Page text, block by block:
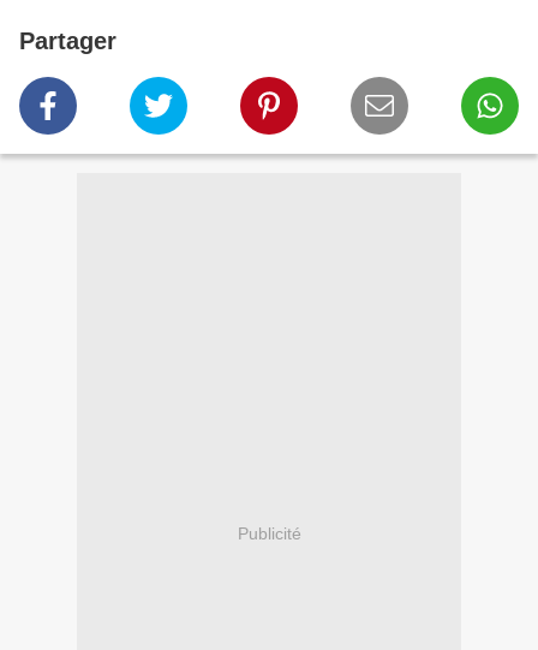
Partager
Publicité